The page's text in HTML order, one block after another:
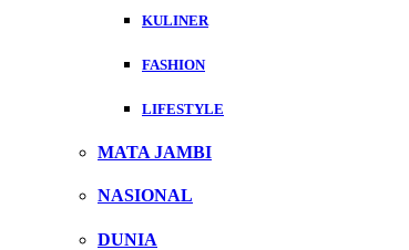
KULINER
FASHION
LIFESTYLE
MATA JAMBI
NASIONAL
DUNIA